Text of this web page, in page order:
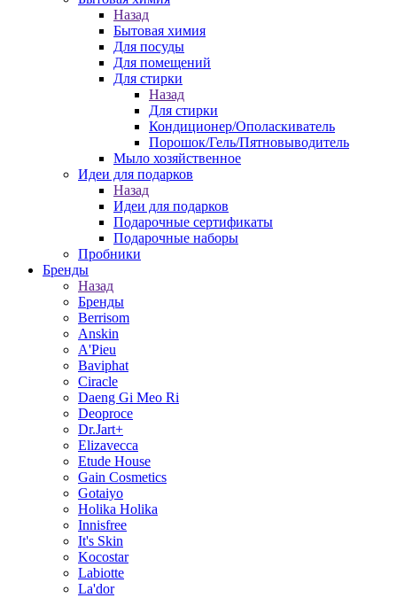
Назад
Бытовая химия
Для посуды
Для помещений
Для стирки
Назад
Для стирки
Кондиционер/Ополаскиватель
Порошок/Гель/Пятновыводитель
Мыло хозяйственное
Идеи для подарков
Назад
Идеи для подарков
Подарочные сертификаты
Подарочные наборы
Пробники
Бренды
Назад
Бренды
Berrisom
Anskin
A'Pieu
Baviphat
Ciracle
Daeng Gi Meo Ri
Deoproce
Dr.Jart+
Elizavecca
Etude House
Gain Cosmetics
Gotaiyo
Holika Holika
Innisfree
It's Skin
Kocostar
Labiotte
La'dor